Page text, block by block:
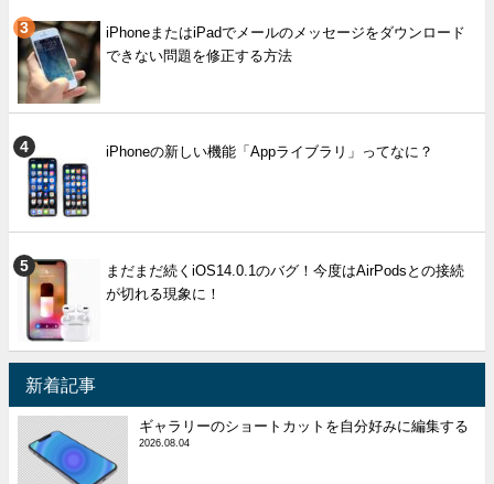
iPhoneまたはiPadでメールのメッセージをダウンロード
できない問題を修正する方法
iPhoneの新しい機能「Appライブラリ」ってなに？
まだまだ続くiOS14.0.1のバグ！今度はAirPodsとの接続
が切れる現象に！
新着記事
ギャラリーのショートカットを自分好みに編集する
2026.08.04